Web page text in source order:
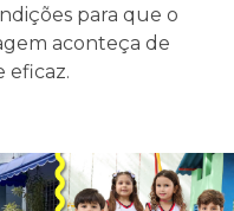
para que o
aconteça de
eficaz.